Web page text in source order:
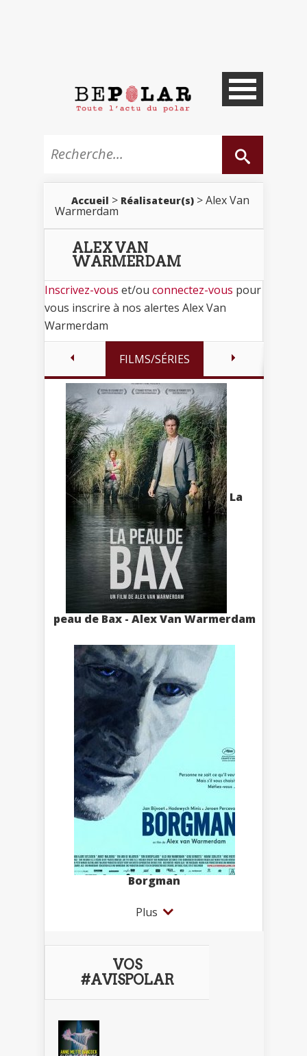
Accueil > Réalisateur(s) > Alex Van
Warmerdam
ALEX VAN
WARMERDAM
Inscrivez-vous et/ou connectez-vous pour
vous inscrire à nos alertes Alex Van
Warmerdam
FILMS/SÉRIES
La
peau de Bax - Alex Van Warmerdam
Borgman
Plus
VOS
#AVISPOLAR